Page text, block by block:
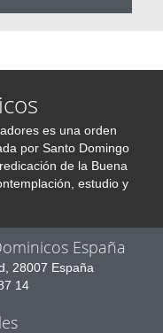
es una orden
por Santo Domingo
de la Buena
estudio y
España
28007 España
14